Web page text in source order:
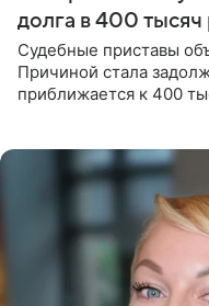
долга в 400 тысяч
Судебные приставы
Причиной стала
приближается к 400